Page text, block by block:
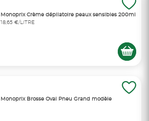
Monoprix Crème dépilatoire peaux sensibles 200ml
18,65 €/LITRE
Monoprix Brosse Oval Pneu Grand modèle